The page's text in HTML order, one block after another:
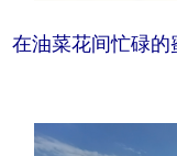
在油菜花间忙碌